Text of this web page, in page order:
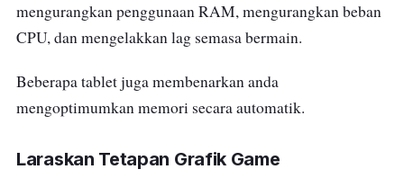
mengurangkan penggunaan RAM, mengurangkan beban
CPU, dan mengelakkan lag semasa bermain.
Beberapa tablet juga membenarkan anda
mengoptimumkan memori secara automatik.
Laraskan Tetapan Grafik Game